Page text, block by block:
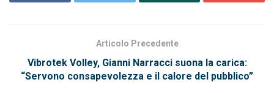
Articolo Precedente
Vibrotek Volley, Gianni Narracci suona la carica:
“Servono consapevolezza e il calore del pubblico”